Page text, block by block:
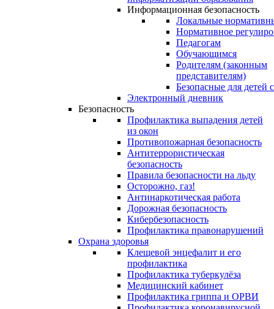
Информационная безопасность
Локальные
Нормативное
Педагогам
Обучающимся
Родителям (законным
представителям)
Безопасные для детей
Электронный дневник
Безопасность
Профилактика выпадения детей
из окон
Противопожарная безопасность
Антитеррористическая
безопасность
Правила безопасности на льду
Осторожно, газ!
Антинаркотическая работа
Дорожная безопасность
Кибербезопасность
Профилактика правонарушений
Охрана здоровья
Клещевой энцефалит и его
профилактика
Профилактика туберкулёза
Медицинский кабинет
Профилактика гриппа и ОРВИ